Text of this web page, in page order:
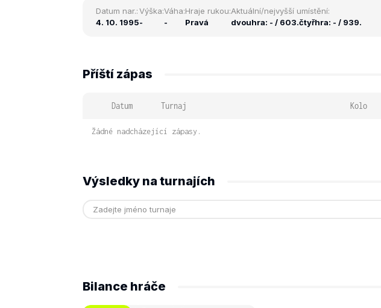
Datum nar.:
4. 10. 1995
Výška:
-
Váha:
-
Hraje rukou:
Pravá
Aktuální/nejvyšší umístění:
dvouhra: - / 603.čtyřhra: - / 939.
Příští zápas
Datum Turnaj Kolo
Žádné nadcházející zápasy.
Výsledky na turnajích
Bilance hráče